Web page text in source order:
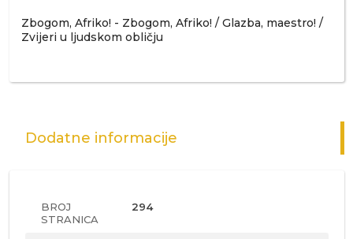
Zbogom, Afriko! - Zbogom, Afriko! / Glazba, maestro! /
Zvijeri u ljudskom obličju
Dodatne informacije
BROJ
STRANICA
294